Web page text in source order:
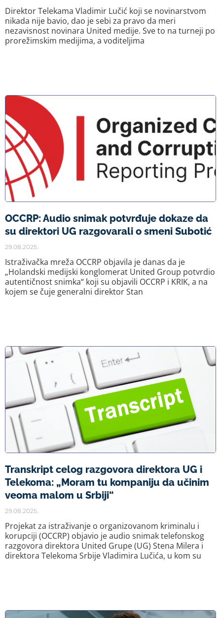
Direktor Telekama Vladimir Lučić koji se novinarstvom
nikada nije bavio, dao je sebi za pravo da meri
nezavisnost novinara United medije. Sve to na turneji po
prorežimskim medijima, a voditeljima
OCCRP: Audio snimak potvrđuje dokaze da
su direktori UG razgovarali o smeni Subotić
29.08.2025.
Istraživačka mreža OCCRP objavila je danas da je
„Holandski medijski konglomerat United Group potvrdio
autentičnost snimka“ koji su objavili OCCRP i KRIK, a na
kojem se čuje generalni direktor Stan
Transkript celog razgovora direktora UG i
Telekoma: „Moram tu kompaniju da učinim
veoma malom u Srbiji“
29.08.2025.
Projekat za istraživanje o organizovanom kriminalu i
korupciji (OCCRP) objavio je audio snimak telefonskog
razgovora direktora United Grupe (UG) Stena Milera i
direktora Telekoma Srbije Vladimira Lučića, u kom su